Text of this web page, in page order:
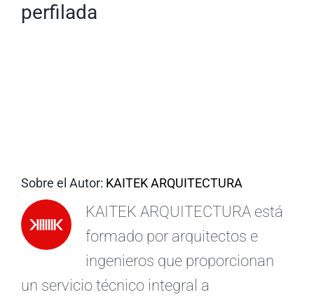
perfilada
Sobre el Autor: KAITEK ARQUITECTURA
KAITEK ARQUITECTURA está
formado por arquitectos e
ingenieros que proporcionan
un servicio técnico integral a